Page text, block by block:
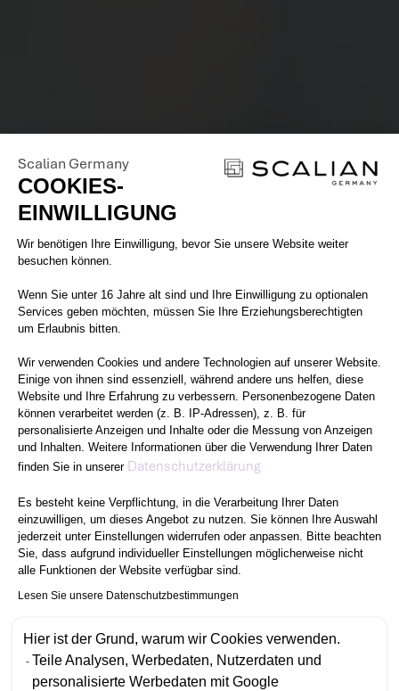
Scalian Germany
COOKIES-
EINWILLIGUNG
Einwilligungsmanagementplattform:
Wir benötigen Ihre Einwilligung, bevor Sie unsere Website weiter
besuchen können.
Wenn Sie unter 16 Jahre alt sind und Ihre Einwilligung zu optionalen
Services geben möchten, müssen Sie Ihre Erziehungsberechtigten
um Erlaubnis bitten.
Wir verwenden Cookies und andere Technologien auf unserer Website.
Einige von ihnen sind essenziell, während andere uns helfen, diese
Website und Ihre Erfahrung zu verbessern. Personenbezogene Daten
können verarbeitet werden (z. B. IP-Adressen), z. B. für
personalisierte Anzeigen und Inhalte oder die Messung von Anzeigen
und Inhalten. Weitere Informationen über die Verwendung Ihrer Daten
finden Sie in unserer Datenschutzerklärung
Es besteht keine Verpflichtung, in die Verarbeitung Ihrer Daten
einzuwilligen, um dieses Angebot zu nutzen. Sie können Ihre Auswahl
jederzeit unter Einstellungen widerrufen oder anpassen. Bitte beachten
Sie, dass aufgrund individueller Einstellungen möglicherweise nicht
alle Funktionen der Website verfügbar sind.
Lesen Sie unsere Datenschutzbestimmungen
Hier ist der Grund, warum wir Cookies verwenden.
Teile Analysen, Werbedaten, Nutzerdaten und
personalisierte Werbedaten mit Google
Axeptio consent